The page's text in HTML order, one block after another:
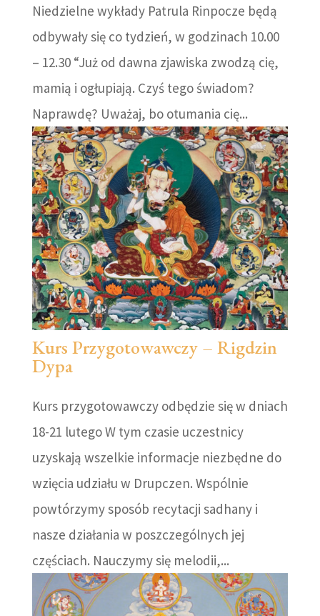
Niedzielne wykłady Patrula Rinpocze będą
odbywały się co tydzień, w godzinach 10.00
– 12.30 “Już od dawna zjawiska zwodzą cię,
mamią i ogłupiają. Czyś tego świadom?
Naprawdę? Uważaj, bo otumania cię...
Kurs Przygotowawczy – Rigdzin
Dypa
Kurs przygotowawczy odbędzie się w dniach
18-21 lutego W tym czasie uczestnicy
uzyskają wszelkie informacje niezbędne do
wzięcia udziału w Drupczen. Wspólnie
powtórzymy sposób recytacji sadhany i
nasze działania w poszczególnych jej
częściach. Nauczymy się melodii,...